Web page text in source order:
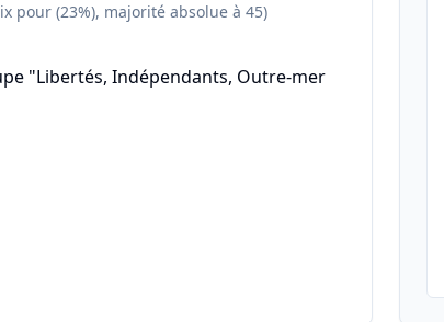
pour (23%), majorité absolue à 45)
"Libertés, Indépendants, Outre-mer